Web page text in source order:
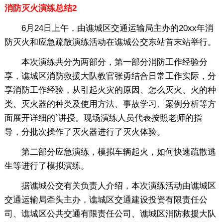
消防灭火演练总结2
6月24日上午，由谯城区交通运输局主办的20xx年消
防灭火和应急疏散演练活动在谯城公交东站首末站举行。
本次演练共分为两部分，第一部分消防工作经验分
享，谯城区消防救援大队教官张勇结合日常工作实际，分
享消防工作经验，从引起火灾的原因、怎么灭火、火的种
类、灭火器的种类及使用方法、事故学习、案例分析等方
面展开详细的`讲授。现场演练人员代表按照老师的指
导，分批次操作了灭火器进行了灭火体验。
第二部分应急演练，模拟车辆起火，如何快速疏散逃
生等进行了模拟演练。
据谯城公交有关负责人介绍，本次演练活动由谯城区
交通运输局牵头主办，谯城区交通建设投资有限责任公
司、谯城区公共交通有限责任公司、谯城区消防救援大队